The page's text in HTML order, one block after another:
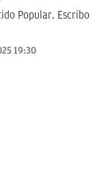
Popular. Escribo
19:30